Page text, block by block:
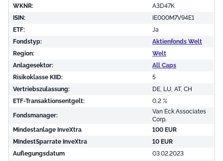
WKNR:
A3D47K
ISIN:
IE000M7V94E1
ETF:
Ja
Fondstyp:
Aktienfonds Welt
Region:
Welt
Anlagesektor:
All Caps
Risikoklasse KIID:
5
Vertriebszulassung:
DE, LU, AT, CH
ETF-Transaktionsentgelt:
0,2 %
Fondsmanager:
Van Eck Associates
Corp.
Mindestanlage InveXtra
100 EUR
MindestSparrate InveXtra
10 EUR
Auflegungsdatum
03.02.2023